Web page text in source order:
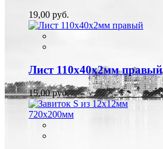
19,00 руб.
Лист 110х40х2мм правый
15,00 руб.